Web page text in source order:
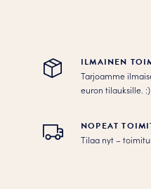
ILMAINEN
Tarjoamme
euron tilauksille. :­­)
NOPEAT
Tilaa nyt –